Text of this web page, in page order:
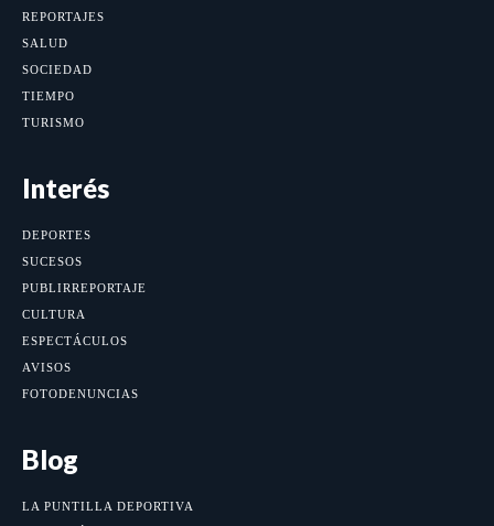
REPORTAJES
SALUD
SOCIEDAD
TIEMPO
TURISMO
Interés
DEPORTES
SUCESOS
PUBLIRREPORTAJE
CULTURA
ESPECTÁCULOS
AVISOS
FOTODENUNCIAS
Blog
LA PUNTILLA DEPORTIVA